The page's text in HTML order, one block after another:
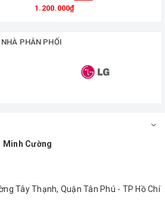
chính hãng Lock & Lock
sử dụng. Bề mặt chống dính còn hạn
1.200.000₫
NHÀ PHÂN PHỐI
Minh Cường
Tây Thạnh, Quận Tân Phú - TP Hồ Chí